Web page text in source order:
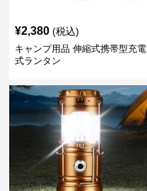
¥2,380 (税込)
キャンプ用品 伸縮式携帯型充電
式ランタン